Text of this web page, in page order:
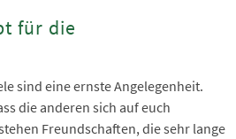
für die
sind eine ernste Angelegenheit.
die anderen sich auf euch
Freundschaften, die sehr lange